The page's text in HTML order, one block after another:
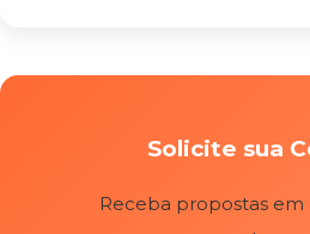
Solicite sua
Receba propostas em